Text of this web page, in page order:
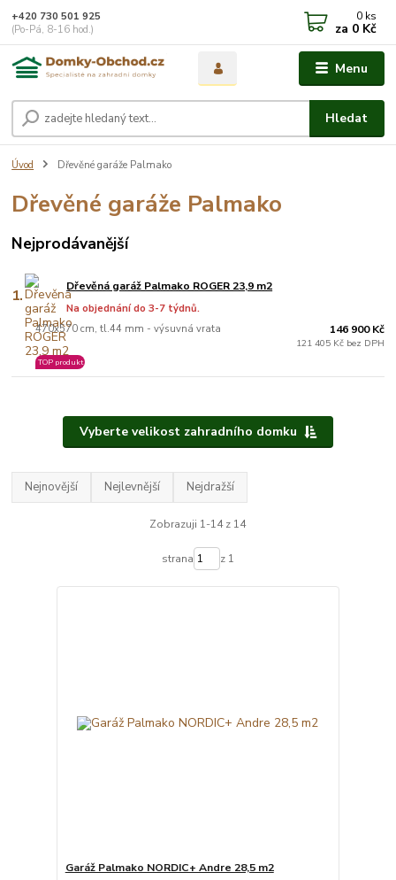
Menu
Hledat
+420 730 501 925
(Po-Pá, 8-16 hod.)
0 ks
za 0 Kč
Úvod Dřevěné garáže Palmako
Dřevěné garáže Palmako
Nejprodávanější
1. Dřevěná garáž Palmako ROGER 23,9 m2
470x570 cm, tl.44 mm - výsuvná vrata
Na objednání do 3-7 týdnů.
TOP produkt
146 900 Kč
121 405 Kč bez DPH
Vyberte velikost zahradního domku
Nejnovější Nejlevnější Nejdražší
Zobrazuji 1-14 z 14
strana z 1
Garáž Palmako NORDIC+ Andre 28,5 m2